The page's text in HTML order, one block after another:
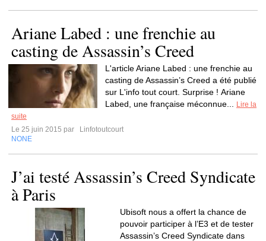
Ariane Labed : une frenchie au
casting de Assassin’s Creed
L'article Ariane Labed : une frenchie au
casting de Assassin’s Creed a été publié
sur L'info tout court. Surprise ! Ariane
Labed, une française méconnue...
Lire la
suite
Le 25 juin 2015 par
Linfotoutcourt
NONE
J’ai testé Assassin’s Creed Syndicate
à Paris
Ubisoft nous a offert la chance de
pouvoir participer à l’E3 et de tester
Assassin’s Creed Syndicate dans